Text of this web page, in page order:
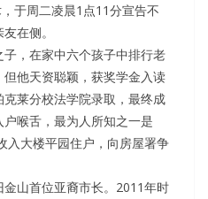
于周二凌晨1点11分宣告不
在侧。
，在家中六个孩子中排行老
他天资聪颖，获奖学金入读
莱分校法学院录取，最终成
喉舌，最为人所知之一是
入大楼平园住户，向房屋署争
山首位亚裔市长。2011年时